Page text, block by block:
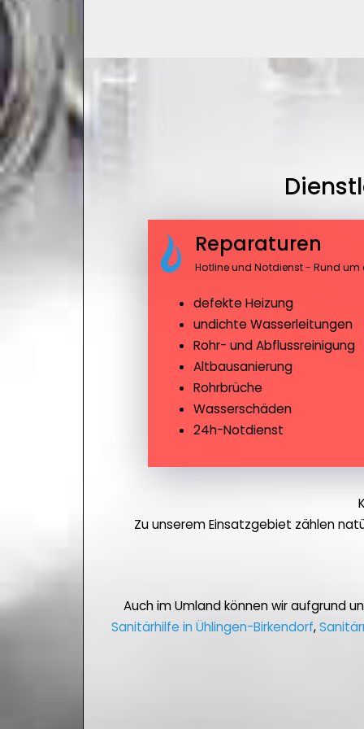
Reparaturen
Hotline und Notdienst - Rund um
defekte Heizung
undichte Wasserleitungen
Rohr- und Abflussreinigung
Altbausanierung
Rohrbrüche
Wasserschäden
24h-Notdienst
Zu unserem Einsatzgebiet zählen
Auch im Umland können wir aufgrund
Sanitärhilfe in Ühlingen-Birkendorf,